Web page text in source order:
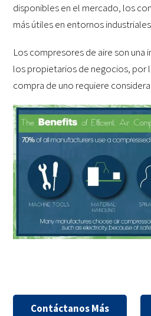
disponibles en el mercado, los
más útiles en entornos
Los compresores de aire son una
los propietarios de negocios, por
compra de uno requiere
Contáctanos Más